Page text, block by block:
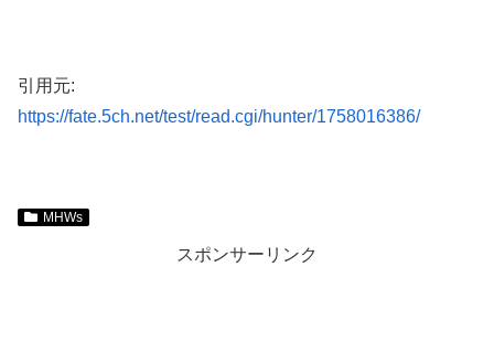
引用元:
https://fate.5ch.net/test/read.cgi/hunter/1758016386/
MHWs
スポンサーリンク